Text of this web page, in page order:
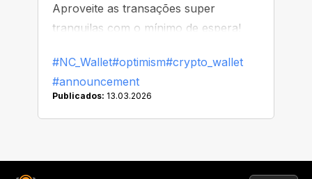
Aproveite as transações super
tranquilas com o mínimo de espera!
#NC_Wallet#optimism#crypto_wallet
#announcement
Publicados: 13.03.2026